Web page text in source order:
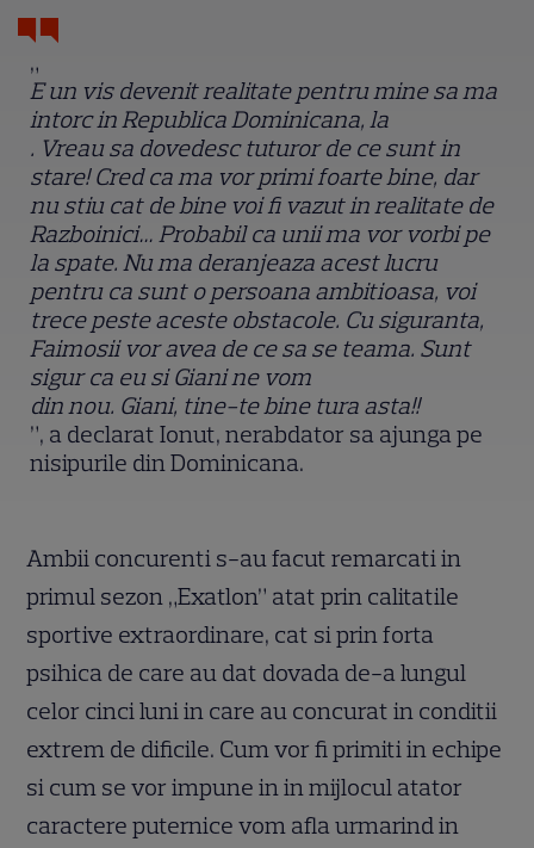
„
E un vis devenit realitate pentru mine sa ma
intorc in Republica Dominicana, la
. Vreau sa dovedesc tuturor de ce sunt in
stare! Cred ca ma vor primi foarte bine, dar
nu stiu cat de bine voi fi vazut in realitate de
Razboinici… Probabil ca unii ma vor vorbi pe
la spate. Nu ma deranjeaza acest lucru
pentru ca sunt o persoana ambitioasa, voi
trece peste aceste obstacole. Cu siguranta,
Faimosii vor avea de ce sa se teama. Sunt
sigur ca eu si Giani ne vom
din nou. Giani, tine-te bine tura asta!!
”, a declarat Ionut, nerabdator sa ajunga pe
nisipurile din Dominicana.
Ambii concurenti s-au facut remarcati in
primul sezon „Exatlon” atat prin calitatile
sportive extraordinare, cat si prin forta
psihica de care au dat dovada de-a lungul
celor cinci luni in care au concurat in conditii
extrem de dificile. Cum vor fi primiti in echipe
si cum se vor impune in in mijlocul atator
caractere puternice vom afla urmarind in